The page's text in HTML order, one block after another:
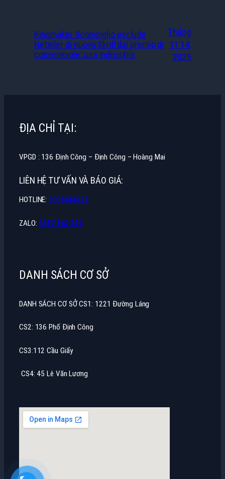
Kingmaker Scompiglio esclude
Neteller di nuovo Skrill dai premio di
convenevole: usa indivisible
Tháng
11 14,
2025
ĐỊA CHỈ TẠI:
VPGD : 136 Định Công – Định Công – Hoàng Mai
LIÊN HỆ TƯ VẤN VÀ BÁO GIÁ:
HOTLINE: 0338446862
ZALO: 0357 842 397
DANH SÁCH CƠ SỞ
DANH SÁCH CƠ SỞ CS1: 1221 Đường Láng
CS2: 136 Phố Định Công
CS3:112 Cầu Giấy
CS4: 45 Lê Văn Lương